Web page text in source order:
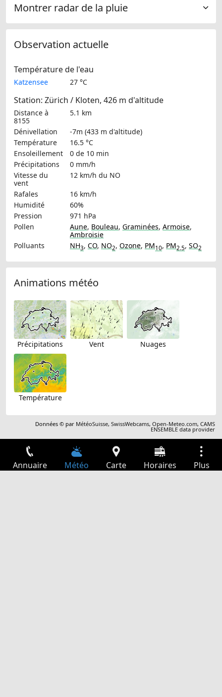
Montrer radar de la pluie
Observation actuelle
Température de l'eau
Katzensee 27 °C
Station: Zürich / Kloten, 426 m d'altitude
Distance à
8155
5.1 km
Dénivellation
-7m (433 m d'altitude)
Température
16.5 °C
Ensoleillement
0 de 10 min
Précipitations
0 mm/h
Vitesse du
vent
12 km/h du NO
Rafales
16 km/h
Humidité
60%
Pression
971 hPa
Pollen
Aune, Bouleau, Graminées, Armoise,
Ambroisie
Polluants
NH3, CO, NO2, Ozone, PM10, PM2.5, SO2
Animations météo
Précipitations Vent Nuages
Température
Données © par MétéoSuisse,SwissWebcams,Open-Meteo.com,CAMS
ENSEMBLE data provider
Annuaire Météo Carte Horaires Plus